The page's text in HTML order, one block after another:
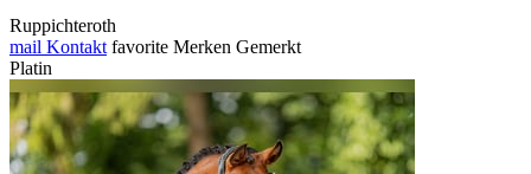
Ruppichteroth
mail Kontakt favorite Merken Gemerkt
Platin